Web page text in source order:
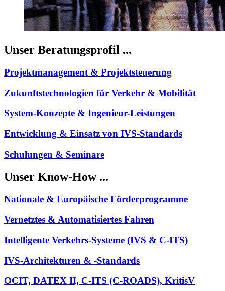
Unser Beratungsprofil ...
Projektmanagement & Projektsteuerung
Zukunftstechnologien für Verkehr & Mobilität
System-Konzepte & Ingenieur-Leistungen
Entwicklung & Einsatz von IVS-Standards
Schulungen & Seminare
Unser Know-How ...
Nationale & Europäische Förderprogramme
Vernetztes & Automatisiertes Fahren
Intelligente Verkehrs-Systeme (IVS & C-ITS)
IVS-Architekturen & -Standards
OCIT, DATEX II, C-ITS (C-ROADS), KritisV